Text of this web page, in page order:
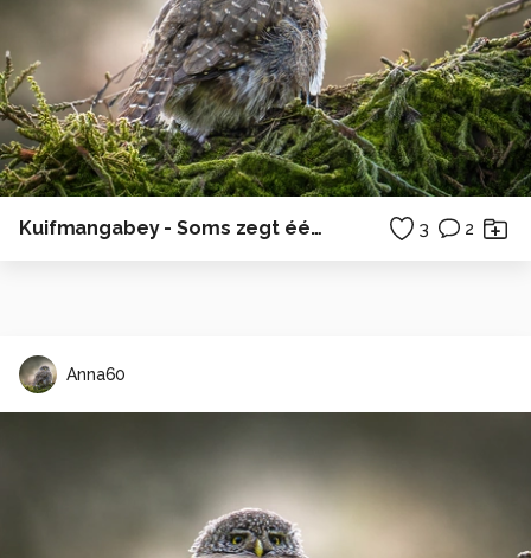
Kuifmangabey - Soms zegt één blik meer dan duizend woorden... ✨ 3 2
Anna60